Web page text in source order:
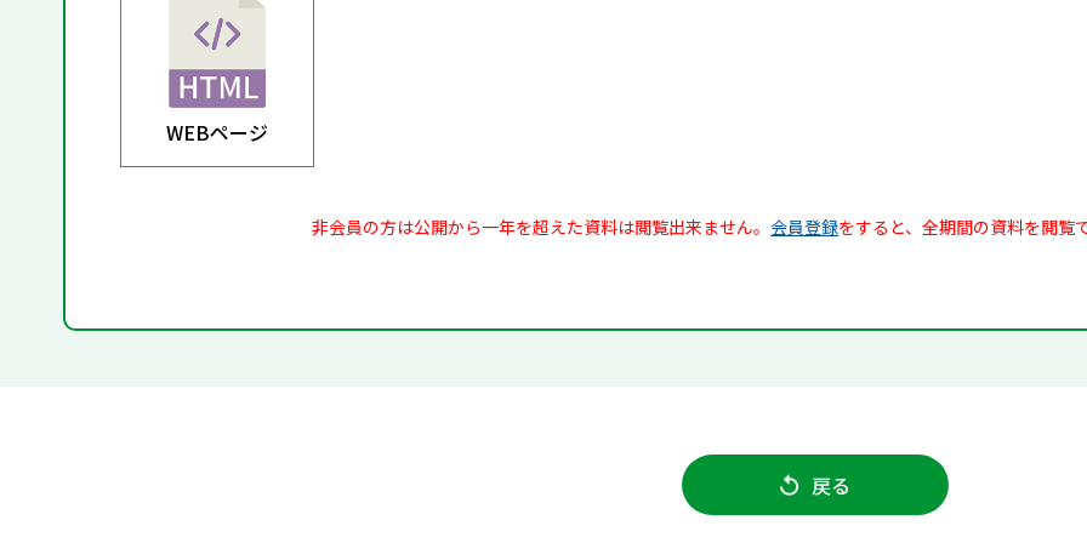
WEBページ
非会員の方は公開から一年を超えた資料は閲覧出来ません。 会員登録をすると、全期間の資料を閲覧
戻る